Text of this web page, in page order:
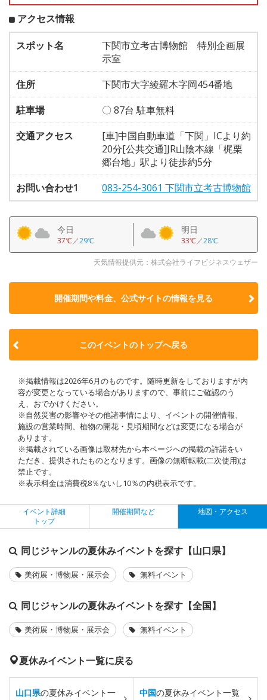
アクセス情報
スポット名
下関市立考古博物館 特別企画展
示室
住所
下関市大字綾羅木字岡454番地
駐車場
〇 87台 駐車無料
交通アクセス
[車]中国自動車道「下関」ICより約
20分[公共交通]JR山陰本線「梶栗
郷台地」駅より徒歩約5分
お問い合わせ1
083-254-3061 下関市立考古博物館
今日
37℃／29℃
明日
33℃／28℃
天気情報提供元：株式会社ライフビジネスウェザー
開催期間や料金、公式サイトの情報を見る
このイベントのトップへ戻る
※掲載情報は2026年6月のものです。随時更新をしておりますが内
容が変更となっている場合がありますので、事前にご確認のう
え、おでかけください。
※自然災害の影響やその他諸事情により、イベントの開催情報、
施設の営業時間、植物の開花・見頃期間などは変更になる場合が
あります。
※掲載されている画像は取材先から本ページへの掲載の許諾をい
ただき、提供されたものとなります。画像の無断転載(二次使用)は
禁止です。
※表示料金は消費税8％ないし10％の内税表示です。
イベント詳細
トップ
開催期間など 地図・アクセス
同じジャンルの夏休みイベントを探す【山口県】
美術展・博物展・展示会 無料イベント
同じジャンルの夏休みイベントを探す【全国】
美術展・博物展・展示会 無料イベント
夏休みイベント一覧に戻る
山口県の夏休みイベント一
中国の夏休みイベント一覧